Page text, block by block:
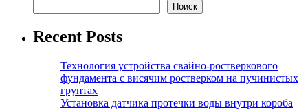
Поиск
Recent Posts
Технология устройства свайно-ростверкового
фундамента с висячим ростверком на пучинистых
грунтах
Установка датчика протечки воды внутри короба